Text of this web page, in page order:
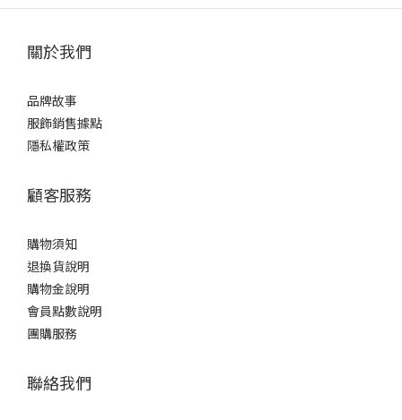
關於我們
品牌故事
服飾銷售據點
隱私權政策
顧客服務
購物須知
退換貨說明
購物金說明
會員點數說明
團購服務
聯絡我們